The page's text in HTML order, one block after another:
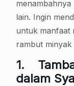
lain. Ingin
untuk manfaat
rambut minyak
1.
dalam